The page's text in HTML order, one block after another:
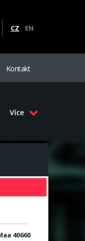
CZ EN
Kontakt
Více
40660